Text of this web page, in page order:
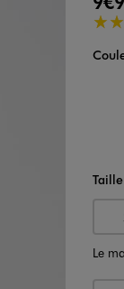
5/5
Le